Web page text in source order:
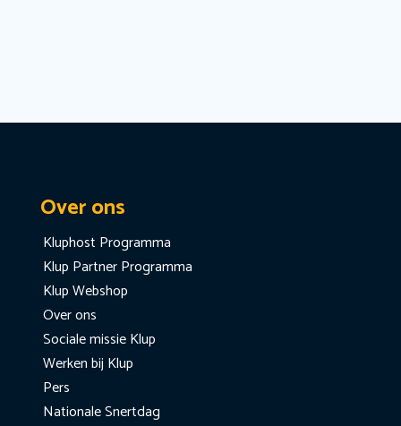
Over ons
Kluphost Programma
Klup Partner Programma
Klup Webshop
Over ons
Sociale missie Klup
Werken bij Klup
Pers
Nationale Snertdag